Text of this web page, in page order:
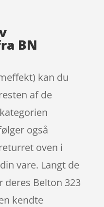
BN
kan du
af de
også
oven i
vare. Langt de
deres Belton 323
kendte